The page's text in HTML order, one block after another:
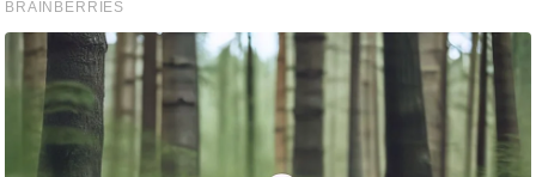
आ
ई
चा
य